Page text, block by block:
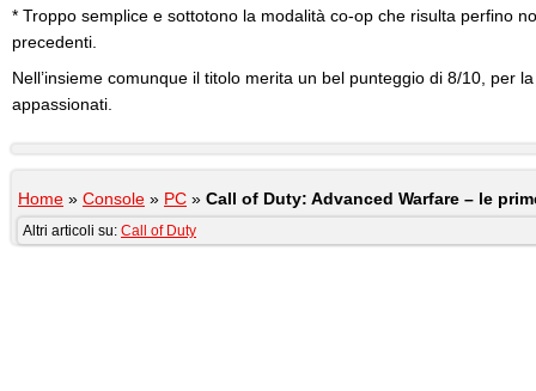
* Troppo semplice e sottotono la modalità co-op che risulta perfino
precedenti.
Nell’insieme comunque il titolo merita un bel punteggio di 8/10, per
appassionati.
Home » Console » PC » Call of Duty: Advanced Warfare – le
Altri articoli su: Call of Duty